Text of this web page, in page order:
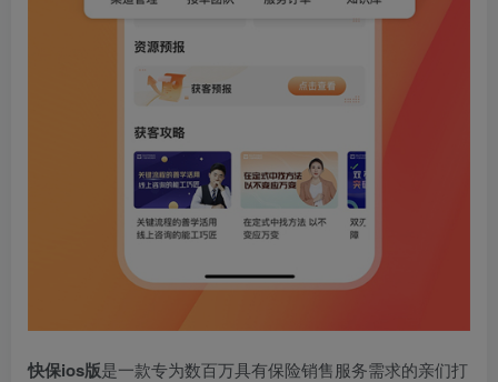
快保ios版是一款专为数百万具有保险销售服务需求的亲们打